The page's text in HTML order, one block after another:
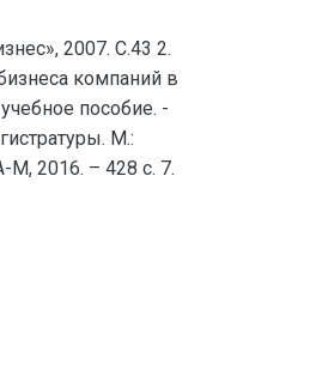
2007. С.43 2.
компаний в
пособие. -
М.:
М, 2016. – 428 с. 7.